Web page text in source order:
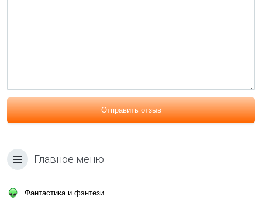
Отправить отзыв
Главное меню
Фантастика и фэнтези